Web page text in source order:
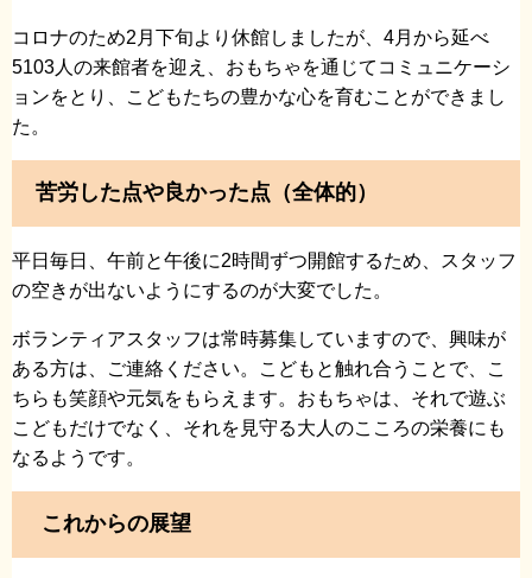
コロナのため2月下旬より休館しましたが、4月から延べ
5103人の来館者を迎え、おもちゃを通じてコミュニケーシ
ョンをとり、こどもたちの豊かな心を育むことができまし
た。
苦労した点や良かった点（全体的）
平日毎日、午前と午後に2時間ずつ開館するため、スタッフ
の空きが出ないようにするのが大変でした。
ボランティアスタッフは常時募集していますので、興味が
ある方は、ご連絡ください。こどもと触れ合うことで、こ
ちらも笑顔や元気をもらえます。おもちゃは、それで遊ぶ
こどもだけでなく、それを見守る大人のこころの栄養にも
なるようです。
これからの展望